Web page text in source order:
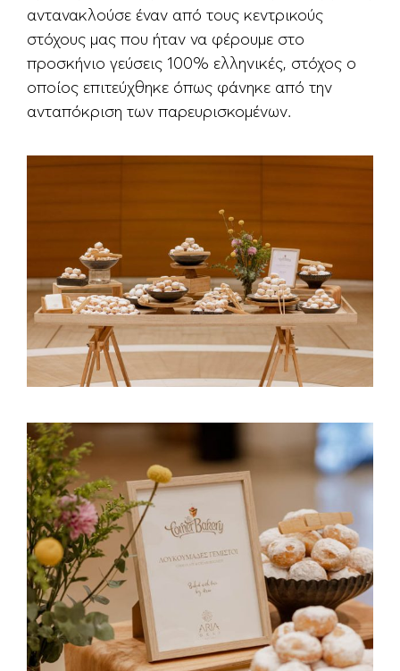
αντανακλούσε έναν από τους κεντρικούς
στόχους μας που ήταν να φέρουμε στο
προσκήνιο γεύσεις 100% ελληνικές, στόχος ο
οποίος επιτεύχθηκε όπως φάνηκε από την
ανταπόκριση των παρευρισκομένων.